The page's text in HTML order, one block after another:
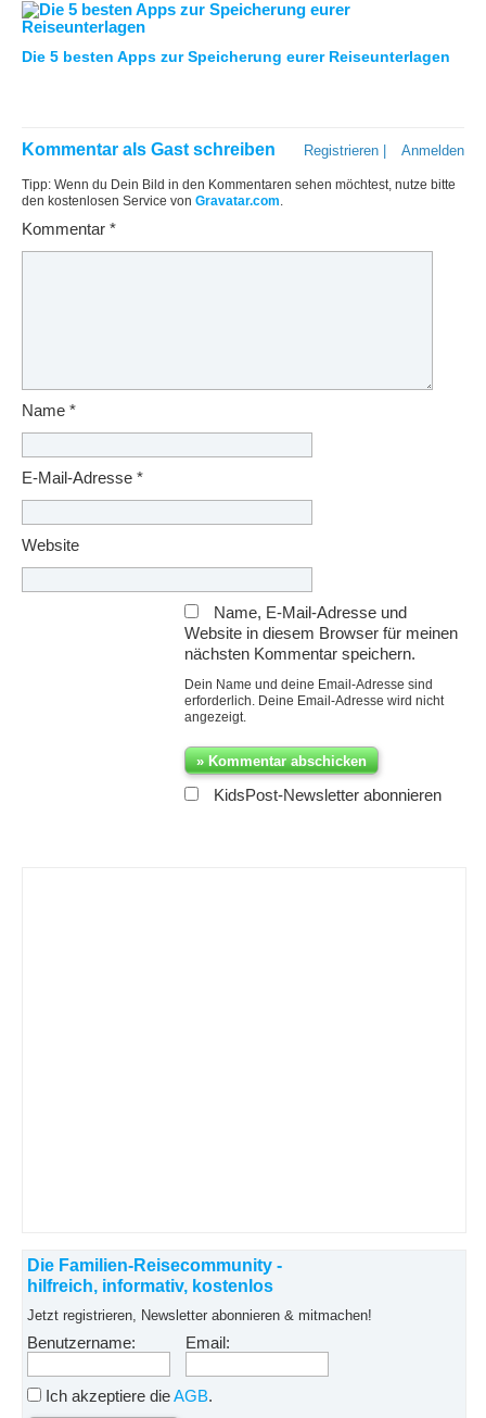
Die 5 besten Apps zur Speicherung eurer Reiseunterlagen
Anmelden
Registrieren
Kommentar als Gast schreiben
Tipp: Wenn du Dein Bild in den Kommentaren sehen möchtest, nutze bitte
den kostenlosen Service von Gravatar.com
Kommentar *
Name *
E-Mail-Adresse *
Website
Name, E-Mail-Adresse und
Website in diesem Browser für meinen
nächsten Kommentar speichern.
Dein Name und deine Email-Adresse sind
erforderlich. Deine Email-Adresse wird nicht
angezeigt.
KidsPost-Newsletter abonnieren
Die Familien-Reisecommunity -
hilfreich, informativ, kostenlos
Jetzt registrieren, Newsletter abonnieren & mitmachen!
Benutzername: Email:
Ich akzeptiere dieAGB.